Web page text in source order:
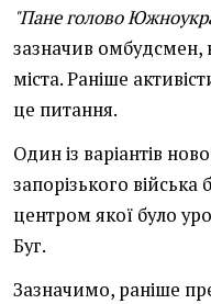
"Пане голово
зазначив омбудсмен,
міста. Раніше
це питання.
Один із варіантів
запорізького війська
центром якої було
Буг.
Зазначимо, раніше